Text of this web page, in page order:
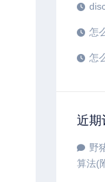
怎
怎
近期
野
算法(